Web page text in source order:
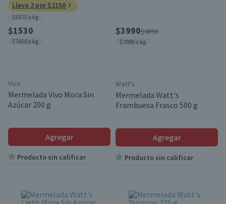
Lleva 2 por $2150
$5375 x kg
$1530
$7650 x kg
Vivo
Mermelada Vivo Mora Sin
Azúcar 200 g
Agregar
Producto sin calificar
$3990$4890
$7980 x kg
Watt's
Mermelada Watt's
Frambuesa Frasco 500 g
Agregar
Producto sin calificar